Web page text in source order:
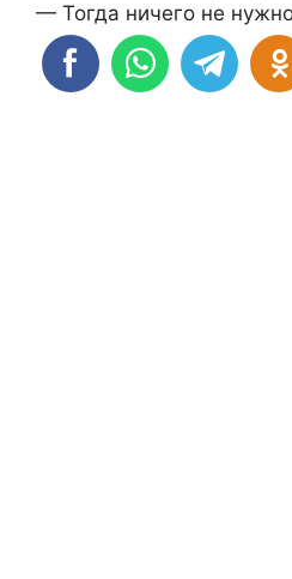
— Тогда ничего не